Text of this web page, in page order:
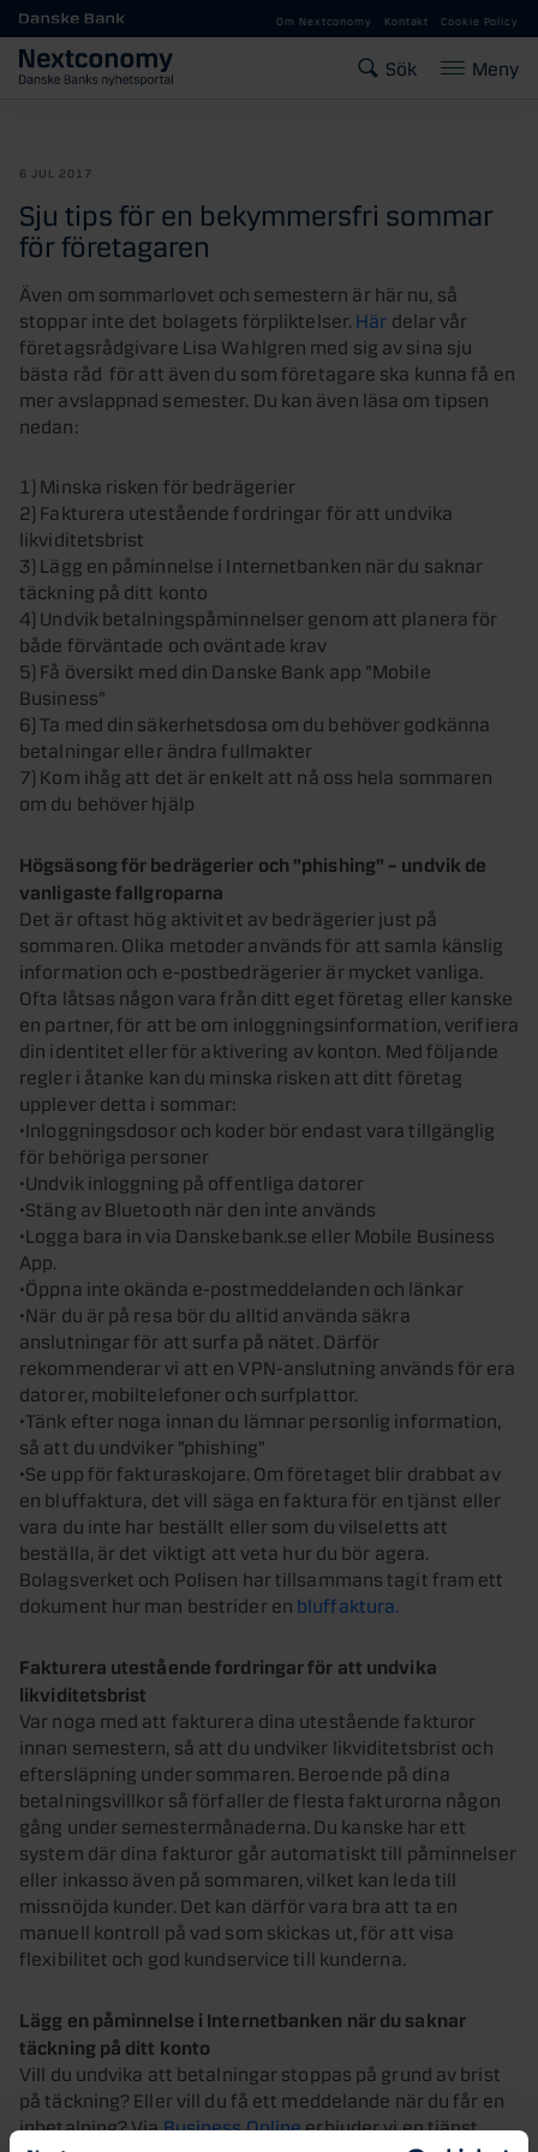
Gå till huvudinnehåll
Om Nextconomy Kontakt Cookie Policy
Sök Meny
6 JUL 2017
Sju tips för en bekymmersfri sommar
för företagaren
Även om sommarlovet och semestern är här nu, så
stoppar inte det bolagets förpliktelser. Här delar vår
företagsrådgivare Lisa Wahlgren med sig av sina sju
bästa råd för att även du som företagare ska kunna få en
mer avslappnad semester. Du kan även läsa om tipsen
nedan:
1) Minska risken för bedrägerier
2) Fakturera utestående fordringar för att undvika
likviditetsbrist
3) Lägg en påminnelse i Internetbanken när du saknar
täckning på ditt konto
4) Undvik betalningspåminnelser genom att planera för
både förväntade och oväntade krav
5) Få översikt med din Danske Bank app ”Mobile
Business”
6) Ta med din säkerhetsdosa om du behöver godkänna
betalningar eller ändra fullmakter
7) Kom ihåg att det är enkelt att nå oss hela sommaren
om du behöver hjälp
Högsäsong för bedrägerier och ”phishing” – undvik de
vanligaste fallgroparna
Det är oftast hög aktivitet av bedrägerier just på
sommaren. Olika metoder används för att samla känslig
information och e-postbedrägerier är mycket vanliga.
Ofta låtsas någon vara från ditt eget företag eller kanske
en partner, för att be om inloggningsinformation, verifiera
din identitet eller för aktivering av konton. Med följande
regler i åtanke kan du minska risken att ditt företag
upplever detta i sommar:
•Inloggningsdosor och koder bör endast vara tillgänglig
för behöriga personer
•Undvik inloggning på offentliga datorer
•Stäng av Bluetooth när den inte används
•Logga bara in via Danskebank.se eller Mobile Business
App.
•Öppna inte okända e-postmeddelanden och länkar
•När du är på resa bör du alltid använda säkra
anslutningar för att surfa på nätet. Därför
rekommenderar vi att en VPN-anslutning används för era
datorer, mobiltelefoner och surfplattor.
•Tänk efter noga innan du lämnar personlig information,
så att du undviker ”phishing”
•Se upp för fakturaskojare. Om företaget blir drabbat av
en bluffaktura, det vill säga en faktura för en tjänst eller
vara du inte har beställt eller som du vilseletts att
beställa, är det viktigt att veta hur du bör agera.
Bolagsverket och Polisen har tillsammans tagit fram ett
dokument hur man bestrider en bluffaktura.
Fakturera utestående fordringar för att undvika
likviditetsbrist
Var noga med att fakturera dina utestående fakturor
innan semestern, så att du undviker likviditetsbrist och
eftersläpning under sommaren. Beroende på dina
betalningsvillkor så förfaller de flesta fakturorna någon
gång under semestermånaderna. Du kanske har ett
system där dina fakturor går automatiskt till påminnelser
eller inkasso även på sommaren, vilket kan leda till
missnöjda kunder. Det kan därför vara bra att ta en
manuell kontroll på vad som skickas ut, för att visa
flexibilitet och god kundservice till kunderna.
Lägg en påminnelse i Internetbanken när du saknar
täckning på ditt konto
Vill du undvika att betalningar stoppas på grund av brist
på täckning? Eller vill du få ett meddelande när du får en
inbetalning? ViaBusiness Onlineerbjuder vi en tjänst